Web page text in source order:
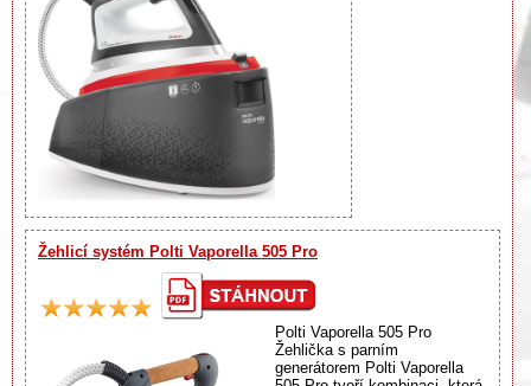
Žehlicí systém Polti Vaporella 505 Pro
Polti Vaporella 505 Pro
Žehlička s parním
generátorem Polti Vaporella